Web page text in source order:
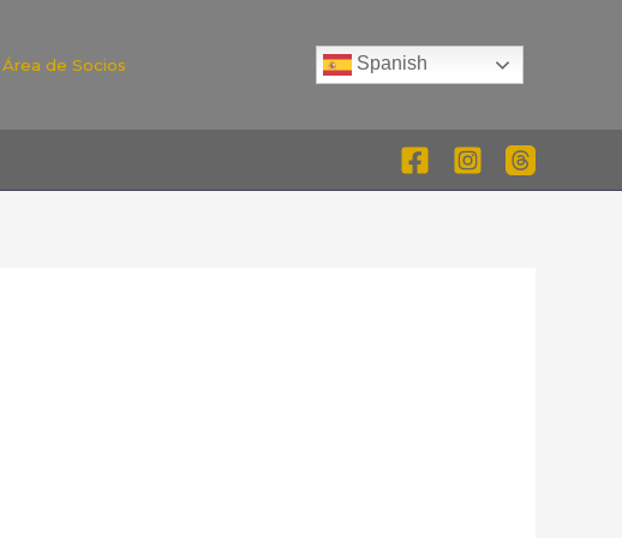
Área de Socios Spanish